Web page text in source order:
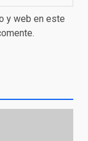
y web en este